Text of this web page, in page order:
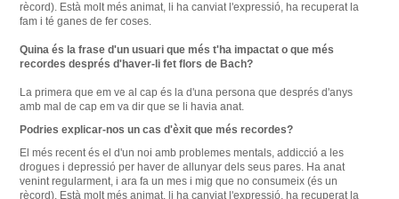
rècord). Està molt més animat, li ha canviat l'expressió, ha recuperat la
fam i té ganes de fer coses.
Quina és la frase d'un usuari que més t'ha impactat o que més
recordes després d'haver-li fet flors de Bach?
La primera que em ve al cap és la d'una persona que després d'anys
amb mal de cap em va dir que se li havia anat.
Podries explicar-nos un cas d'èxit que més recordes?
El més recent és el d'un noi amb problemes mentals , addicció a les
drogues i depressió per haver de allunyar dels seus pares Ha anat
venint regularment i ara fa un mes i mig que no consumeix (és un
rècord) Està molt més animat li ha canviat l'expressió, ha recuperat la